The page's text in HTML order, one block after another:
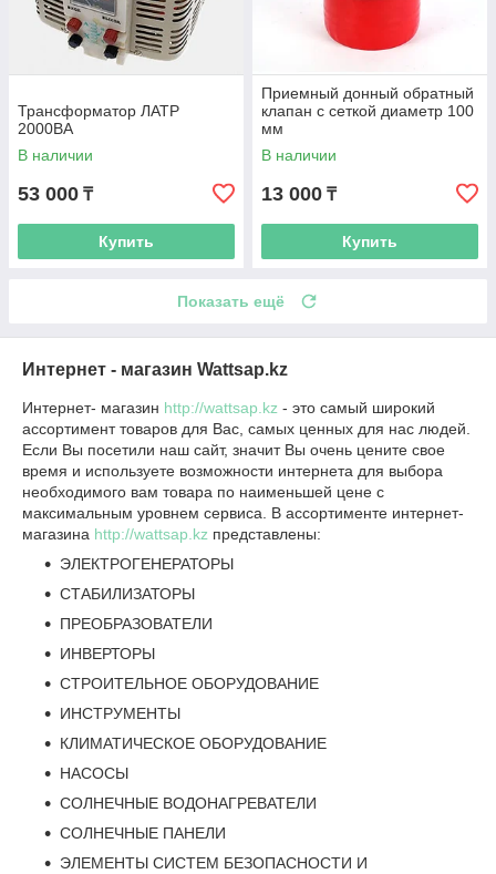
Трансформатор ЛАТР
2000ВА
В наличии
53 000 ₸
Купить
Приемный донный обратный
клапан с сеткой диаметр 100
мм
В наличии
13 000 ₸
Купить
Показать ещё
Интернет - магазин Wattsap.kz
Интернет- магазин http://wattsap.kz - это самый широкий
ассортимент товаров для Вас, самых ценных для нас людей.
Если Вы посетили наш сайт, значит Вы очень цените свое
время и используете возможности интернета для выбора
необходимого вам товара по наименьшей цене с
максимальным уровнем сервиса. В ассортименте интернет-
магазина http://wattsap.kz представлены:
ЭЛЕКТРОГЕНЕРАТОРЫ
СТАБИЛИЗАТОРЫ
ПРЕОБРАЗОВАТЕЛИ
ИНВЕРТОРЫ
СТРОИТЕЛЬНОЕ ОБОРУДОВАНИЕ
ИНСТРУМЕНТЫ
КЛИМАТИЧЕСКОЕ ОБОРУДОВАНИЕ
НАСОСЫ
СОЛНЕЧНЫЕ ВОДОНАГРЕВАТЕЛИ
СОЛНЕЧНЫЕ ПАНЕЛИ
ЭЛЕМЕНТЫ СИСТЕМ БЕЗОПАСНОСТИ И